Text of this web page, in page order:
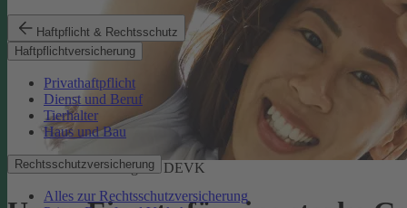
Haftpflicht & Rechtsschutz
Haftpflichtversicherung
Privathaftpflicht
Dienst und Beruf
Tierhalter
Haus und Bau
Rechtsschutzversicherung
Alles zur Rechtsschutzversicherung
Soziale Verantwortung der DEVK